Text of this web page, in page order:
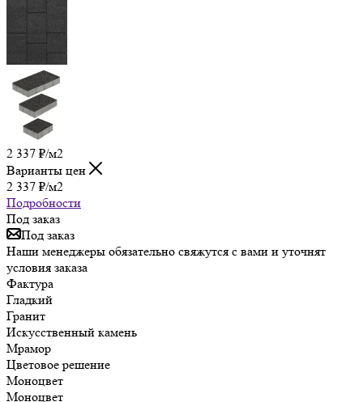
2 337 ₽/м2
Варианты цен
2 337 ₽/м2
Подробности
Под заказ
Под заказ
Наши менеджеры обязательно свяжутся с вами и уточнят
условия заказа
Фактура
Гладкий
Гранит
Искусственный камень
Мрамор
Цветовое решение
Моноцвет
Моноцвет